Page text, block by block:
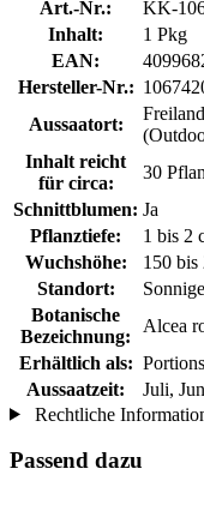
Art.-Nr.:
KK-
Inhalt:
1 Pkg
EAN:
Hersteller-Nr.:
Aussaatort:
Inhalt reicht
für circa:
30
Schnittblumen: Ja
Pflanztiefe:
1 bis 2
Wuchshöhe:
150 bis
Standort:
Botanische
Bezeichnung:
Alcea
Erhältlich als:
Aussaatzeit:
Juli,
Rechtliche
Passend dazu